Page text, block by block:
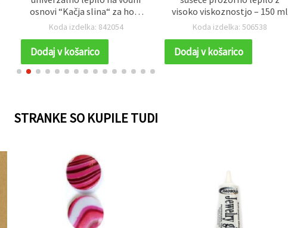
osnovi “Kačja slina“ za hobi
in ustvarjanje, 125 g
Koda izdelka: 842054
Dodaj v košarico
visoko viskoznostjo – 150 ml
Koda izdelka: 506538
Dodaj v košarico
STRANKE SO KUPILE TUDI